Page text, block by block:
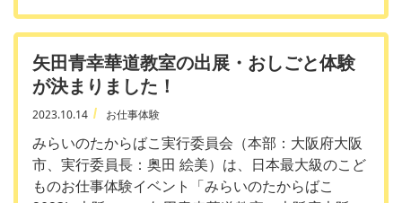
矢田青幸華道教室の出展・おしごと体験
が決まりました！
2023.10.14 お仕事体験
みらいのたからばこ実行委員会（本部：大阪府大阪
市、実行委員長：奥田 絵美）は、日本最大級のこど
ものお仕事体験イベント「みらいのたからばこ